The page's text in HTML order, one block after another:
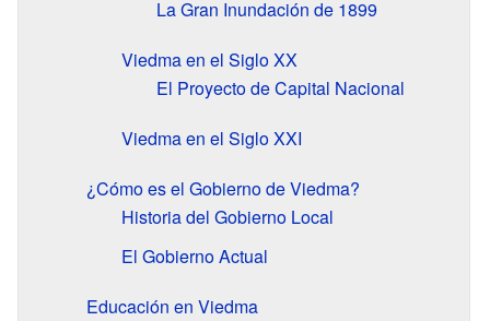
La Gran Inundación de 1899
Viedma en el Siglo XX
El Proyecto de Capital Nacional
Viedma en el Siglo XXI
¿Cómo es el Gobierno de Viedma?
Historia del Gobierno Local
El Gobierno Actual
Educación en Viedma